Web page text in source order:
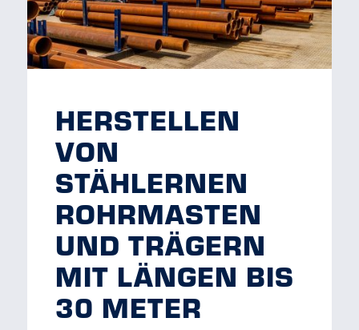
HERSTELLEN
VON
STÄHLERNEN
ROHRMASTEN
UND TRÄGERN
MIT LÄNGEN BIS
30 METER